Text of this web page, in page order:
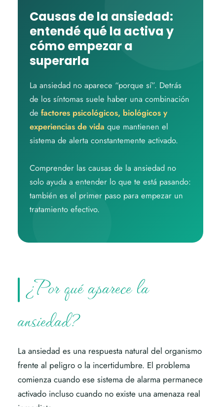
Causas de la ansiedad:
entendé qué la activa y
cómo empezar a
superarla
La ansiedad no aparece “porque sí”. Detrás
de los síntomas suele haber una combinación
de factores psicológicos, biológicos y
experiencias de vida que mantienen el
sistema de alerta constantemente activado.
Comprender las causas de la ansiedad no
solo ayuda a entender lo que te está pasando:
también es el primer paso para empezar un
tratamiento efectivo.
¿Por qué aparece la
ansiedad?
La ansiedad es una respuesta natural del organismo
frente al peligro o la incertidumbre. El problema
comienza cuando ese sistema de alarma permanece
activado incluso cuando no existe una amenaza real